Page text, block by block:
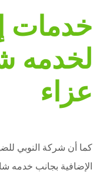
خدمات
لخدمه
عزاء
الإضافية بجانب خدمه